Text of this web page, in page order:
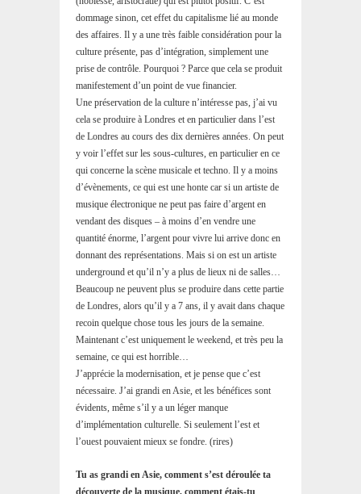
dommage sinon, cet effet du capitalisme lié au monde
des affaires. Il y a une très faible considération pour la
culture présente, pas d’intégration, simplement une
prise de contrôle. Pourquoi ? Parce que cela se produit
manifestement d’un point de vue financier.
Une préservation de la culture n’intéresse pas, j’ai vu
cela se produire à Londres et en particulier dans l’est
de Londres au cours des dix dernières années. On peut
y voir l’effet sur les sous-cultures, en particulier en ce
qui concerne la scène musicale et techno. Il y a moins
d’évènements, ce qui est une honte car si un artiste de
musique électronique ne peut pas faire d’argent en
vendant des disques – à moins d’en vendre une
quantité énorme, l’argent pour vivre lui arrive donc en
donnant des représentations. Mais si on est un artiste
underground et qu’il n’y a plus de lieux ni de salles…
Beaucoup ne peuvent plus se produire dans cette partie
de Londres, alors qu’il y a 7 ans, il y avait dans chaque
recoin quelque chose tous les jours de la semaine.
Maintenant c’est uniquement le weekend, et très peu la
semaine, ce qui est horrible…
J’apprécie la modernisation, et je pense que c’est
nécessaire. J’ai grandi en Asie, et les bénéfices sont
évidents, même s’il y a un léger manque
d’implémentation culturelle. Si seulement l’est et
l’ouest pouvaient mieux se fondre. (rires)
Tu as grandi en Asie, comment s’est déroulée ta
découverte de la musique, comment étais-tu